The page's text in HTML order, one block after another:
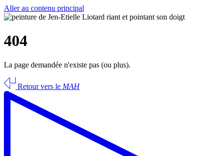
Aller au contenu principal
404
La page demandée n'existe pas (ou plus).
Retour vers le MAH